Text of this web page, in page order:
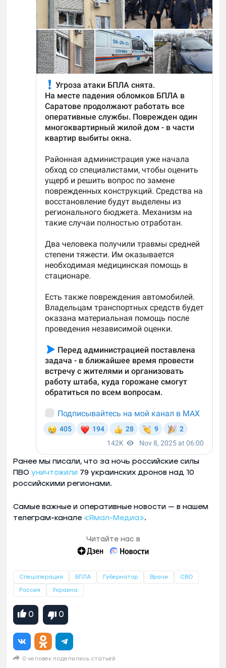
Ранее мы писали, что за ночь российские силы
ПВО уничтожили 79 украинских дронов над 10
российскими регионами.
Самые важные и оперативные новости — в нашем
телеграм-канале «Ямал-Медиа».
Читайте нас в
Спецоперация БПЛА Губернатор Врачи СВО
Россия Украина
0 0
0 человек поделились статьей